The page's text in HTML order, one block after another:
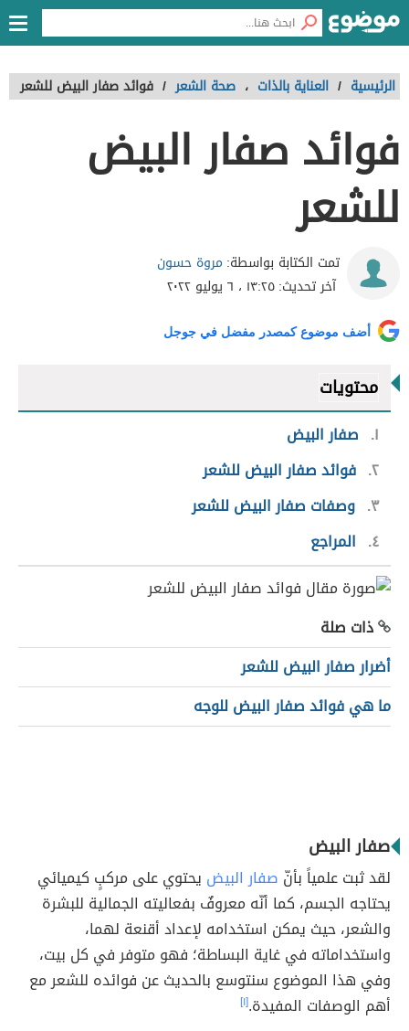
الرئيسية / العناية بالذات ، صحة الشعر / فوائد صفار البيض للشعر
فوائد صفار البيض
للشعر
تمت الكتابة بواسطة: مروة حسون
آخر تحديث:١٣:٢٥ ، ٦ يوليو ٢٠٢٢
أضف موضوع كمصدر مفضل في جوجل
محتويات
١
صفار البيض
٢ فوائد صفار البيض للشعر
٣ وصفات صفار البيض للشعر
٤
المراجع
ذات صلة
أضرار صفار البيض للشعر
ما هي فوائد صفار البيض للوجه
صفار البيض
لقد ثبت علمياً بأنّ صفار البيض يحتوي على مركبٍ كيميائي
يحتاجه الجسم، كما أنّه معروفٌ بفعاليته الجمالية للبشرة
والشعر، حيث يمكن استخدامه لإعداد أقنعة لهما،
واستخداماته في غاية البساطة؛ فهو متوفر في كل بيت،
وفي هذا الموضوع سنتوسع بالحديث عن فوائده للشعر مع
أهم الوصفات المفيدة.[١]